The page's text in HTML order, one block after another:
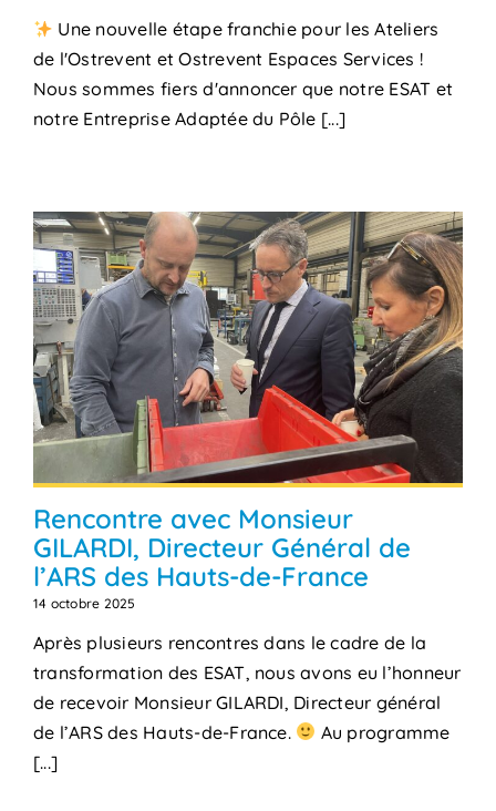
Une nouvelle étape franchie pour les Ateliers
de l'Ostrevent et Ostrevent Espaces Services !
Nous sommes fiers d'annoncer que notre ESAT et
notre Entreprise Adaptée du Pôle [...]
Rencontre avec Monsieur
GILARDI, Directeur Général de
l’ARS des Hauts-de-France
14 octobre 2025
Après plusieurs rencontres dans le cadre de la
transformation des ESAT, nous avons eu l’honneur
de recevoir Monsieur GILARDI, Directeur général
de l’ARS des Hauts-de-France.
Au programme
[...]